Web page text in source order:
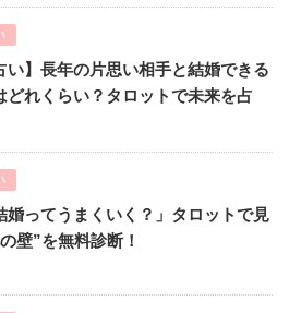
い】長年の片思い相手と結婚できる
どれくらい？タロットで未来を占
婚ってうまくいく？」タロットで見
壁”を無料診断！